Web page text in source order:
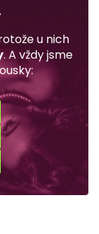
u nich
. A vždy jsme